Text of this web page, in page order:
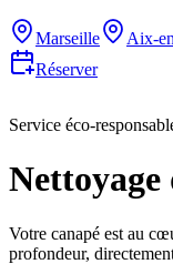
Marseille Aix-
Réserver
Service éco-
Nettoyage
Votre canapé est au
profondeur,